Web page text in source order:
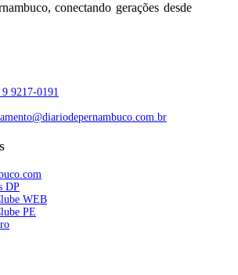
conectando gerações desde
9217-0191
.com.br
DP
WEB
PE